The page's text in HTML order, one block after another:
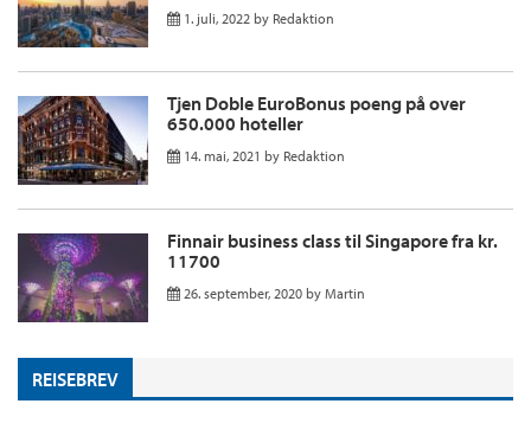
1. juli, 2022 by Redaktion
Tjen Doble EuroBonus poeng på over
650.000 hoteller
14. mai, 2021 by Redaktion
Finnair business class til Singapore fra kr.
11700
26. september, 2020 by Martin
REISEBREV